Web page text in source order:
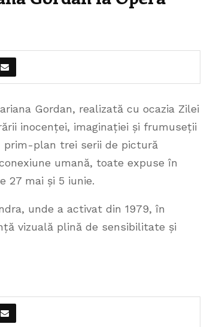
Gordan, realizată cu ocazia Zilei
inocenței, imaginației și frumuseții
prim-plan trei serii de pictură
umană, toate expuse în
27 mai și 5 iunie.
unde a activat din 1979, în
vizuală plină de sensibilitate și